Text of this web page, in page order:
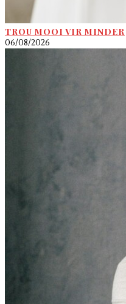
TROU MOOI VIR MINDER
06/08/2026